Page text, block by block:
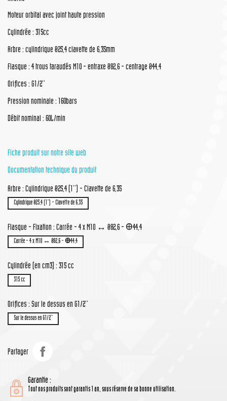
Moteur orbital avec joint haute pression
Cylindrée : 315cc
Arbre : cylindrique Ø25,4 clavette de 6,35mm
Flasque : 4 trous taraudés M10 - entraxe Ø82,6 - centrage Ø44,4
Orifices : G1/2''
Pression nominale : 160bars
Débit nominal : 60L/min
Fiche produit sur notre site web
Documentation technique du produit
Arbre : Cylindrique Ø25,4 (1'') - Clavette de 6,35
Cylindrique Ø25,4 (1'') - Clavette de 6,35
Flasque - Fixation : Carrée - 4 x M10 ↔ Ø82,6 - Ꚛ44,4
Carrée - 4 x M10 ↔ Ø82,6 - Ꚛ44,4
Cylindrée (en cm3) : 315 cc
315 cc
Orifices : Sur le dessus en G1/2''
Sur le dessus en G1/2''
Partager
Garantie :
Tout nos produits sont garantis 1 an, sous réserve de sa bonne utilisation.